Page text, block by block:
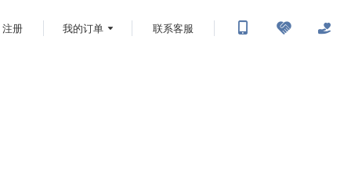
注册 我的订单 联系客服